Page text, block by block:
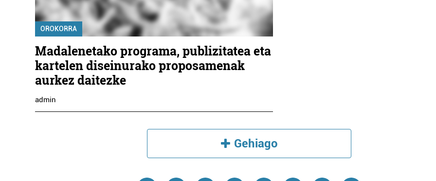
OROKORRA
Madalenetako programa, publizitatea eta
kartelen diseinurako proposamenak
aurkez daitezke
admin
Gehiago